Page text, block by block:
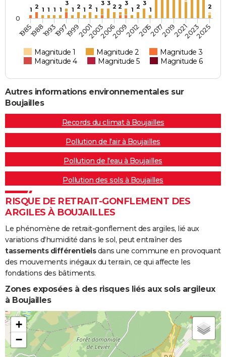
1 2 1 1 1 1
3
1 2 1 2 1
3 3 2 2 3
1 2 3
1
2
Magnitude 1 Magnitude 2
Magnitude 3
Magnitude 4
Magnitude 5 Magnitude 6
1985198819931997199920012003200620092012201520172019202120232025
0
Autres informations environnementales sur
Boujailles
Records du climat à Boujailles
Pollution de l'air à Boujailles
Pollution de l'eau à Boujailles
Pollution des sols à Boujailles
RISQUE DE RETRAIT-GONFLEMENT DES
ARGILES À BOUJAILLES
Le phénomène de retrait-gonflement des argiles, lié aux
variations d'humidité dans le sol, peut entraîner des
tassements différentielsdans une commune en provoquant
des mouvements inégaux du terrain, ce qui affecte les
fondations des bâtiments.
Zones exposées à des risques liés aux sols argileux
à Boujailles
+
−